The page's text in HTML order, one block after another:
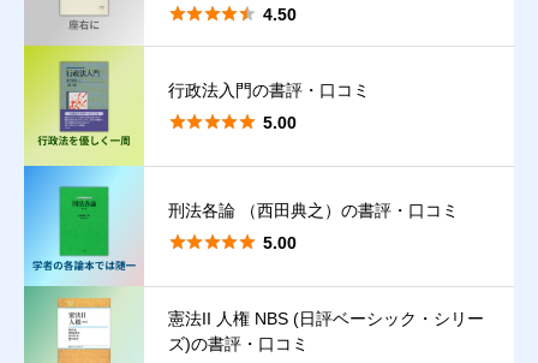
クチコミ投稿の注意点
 4.50
行政法入門の書評・口コミ
 5.00
刑法各論 （西田典之）の書評・口コミ
 5.00
憲法II 人権 NBS (日評ベーシック・シリー
ズ)の書評・口コミ